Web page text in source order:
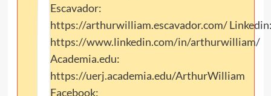
Escavador:
https://arthurwilliam.escavador.com/
https://www.linkedin.com/in/arthurwilliam/
Academia.edu:
https://uerj.academia.edu/ArthurWilliam
Facebook: